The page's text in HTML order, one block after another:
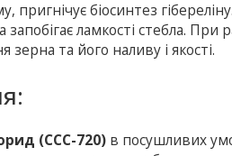
біосинтез
запобігає ламкості стебла.
зерна та його наливу і якості.
(ССС-720) в посушливих